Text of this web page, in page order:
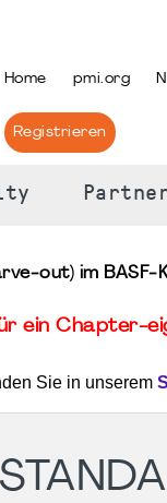
Home pmi.org
Registrieren
im
ein Chapter-
Sie in unserem